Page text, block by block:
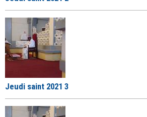
Jeudi saint 2021 3